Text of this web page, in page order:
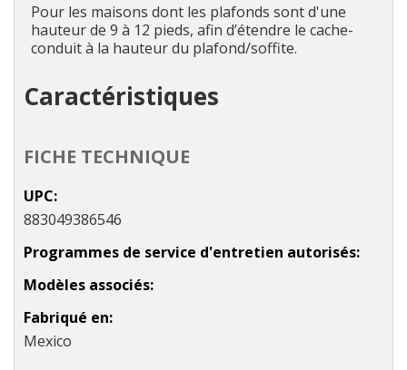
Pour les maisons dont les plafonds sont d'une
hauteur de 9 à 12 pieds, afin d’étendre le cache-
conduit à la hauteur du plafond/soffite.
Caractéristiques
FICHE TECHNIQUE
UPC
883049386546
Programmes de service d'entretien autorisés
Modèles associés
Fabriqué en
Mexico